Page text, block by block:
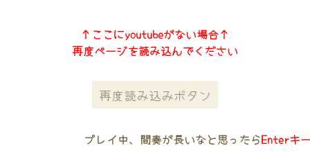
↑ここにyoutubeがない場合↑
再度ページを読み込んでください
再度読み込みボタン
プレイ中、間奏が長いなと思ったらEnterキ